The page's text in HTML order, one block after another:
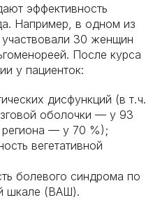
эффективность
Например, в одном из
30 женщин
После курса
у пациенток:
дисфункций (в т. ч.
оболочки — у 93
региона — у 70 %);
вегетативной
болевого синдрома по
шкале (ВАШ).